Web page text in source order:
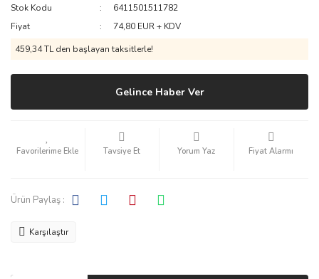
Stok Kodu
6411501511782
Fiyat
74,80 EUR + KDV
459,34 TL den başlayan taksitlerle!
Gelince Haber Ver
Tavsiye Et Yorum Yaz Fiyat Alarmı
Ürün Paylaş :
Karşılaştır